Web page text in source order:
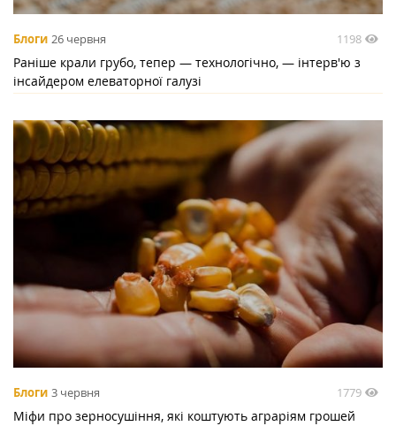
Блоги 26 червня 1198
Раніше крали грубо, тепер — технологічно, — інтерв'ю з
інсайдером елеваторної галузі
Блоги 3 червня 1779
Міфи про зерносушіння, які коштують аграріям грошей